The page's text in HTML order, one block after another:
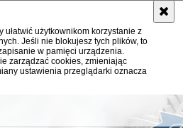
użytkownikom korzystanie z
Jeśli nie blokujesz tych plików, to
w pamięci urządzenia.
zarządzać cookies, zmieniając
ustawienia przeglądarki oznacza